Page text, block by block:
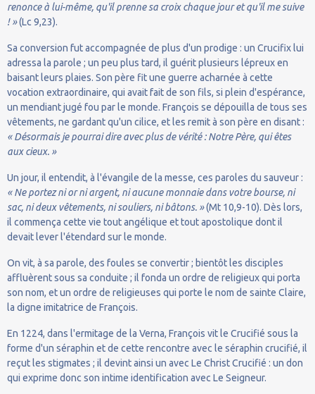
renonce à lui-même, qu'il prenne sa croix chaque jour et qu'il me suive
! »(Lc 9,23).
Sa conversion fut accompagnée de plus d'un prodige : un Crucifix lui
adressa la parole ; un peu plus tard, il guérit plusieurs lépreux en
baisant leurs plaies. Son père fit une guerre acharnée à cette
vocation extraordinaire, qui avait fait de son fils, si plein d'espérance,
un mendiant jugé fou par le monde. François se dépouilla de tous ses
vêtements, ne gardant qu'un cilice, et les remit à son père en disant :
« Désormais je pourrai dire avec plus de vérité : Notre Père, qui êtes
aux cieux. »
Un jour, il entendit, à l'évangile de la messe, ces paroles du sauveur :
« Ne portez ni or ni argent, ni aucune monnaie dans votre bourse, ni
sac, ni deux vêtements, ni souliers, ni bâtons. »(Mt 10,9-10). Dès lors,
il commença cette vie tout angélique et tout apostolique dont il
devait lever l'étendard sur le monde.
On vit, à sa parole, des foules se convertir ; bientôt les disciples
affluèrent sous sa conduite ; il fonda un ordre de religieux qui porta
son nom, et un ordre de religieuses qui porte le nom de sainte Claire,
la digne imitatrice de François.
En 1224, dans l'ermitage de la Verna, François vit le Crucifié sous la
forme d'un séraphin et de cette rencontre avec le séraphin crucifié, il
reçut les stigmates ; il devint ainsi un avec Le Christ Crucifié : un don
qui exprime donc son intime identification avec Le Seigneur.